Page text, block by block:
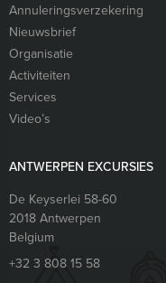
Annuleringsverzekering
Nieuwsbrief
Organisatie
Activiteiten
Services
Video’s
ANTWERPEN EXCURSIES
De Keyserlei 58-60
2018Antwerpen
Belgium
+32 3 808 15 58